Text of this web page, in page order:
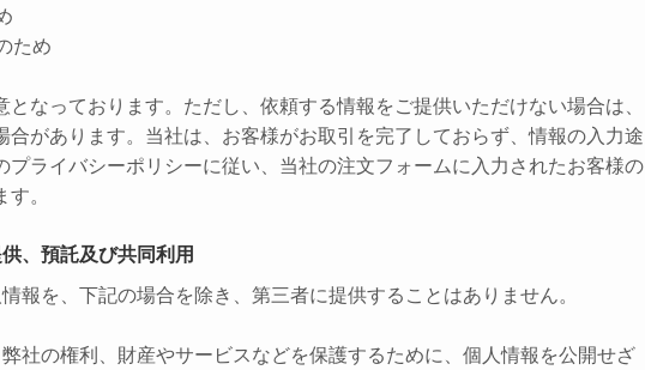
ため
なっております。ただし、依頼する情報をご提供いただけない場合は、
があります。当社は、お客様がお取引を完了しておらず、情報の入力途
ライバシーポリシーに従い、当社の注文フォームに入力されたお客様の
。
、預託及び共同利用
を、下記の場合を除き、第三者に提供することはありません。
社の権利、財産やサービスなどを保護するために、個人情報を公開せざ